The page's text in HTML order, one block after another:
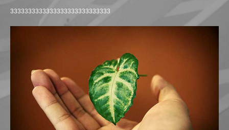
ФИЗКУЛЬТУРНО-ОЗДОРОВИТЕЛЬНЫЙ КОМПЛЕКС
РЕКОНСТРУКЦИЯ МАГАЗИНА ПО УЛ. СЕВЕРНАЯ, 82А
РЕКОНСТРУКЦИЯ НЕЗАВЕРШЕННОГО
3333333333333333333333333333